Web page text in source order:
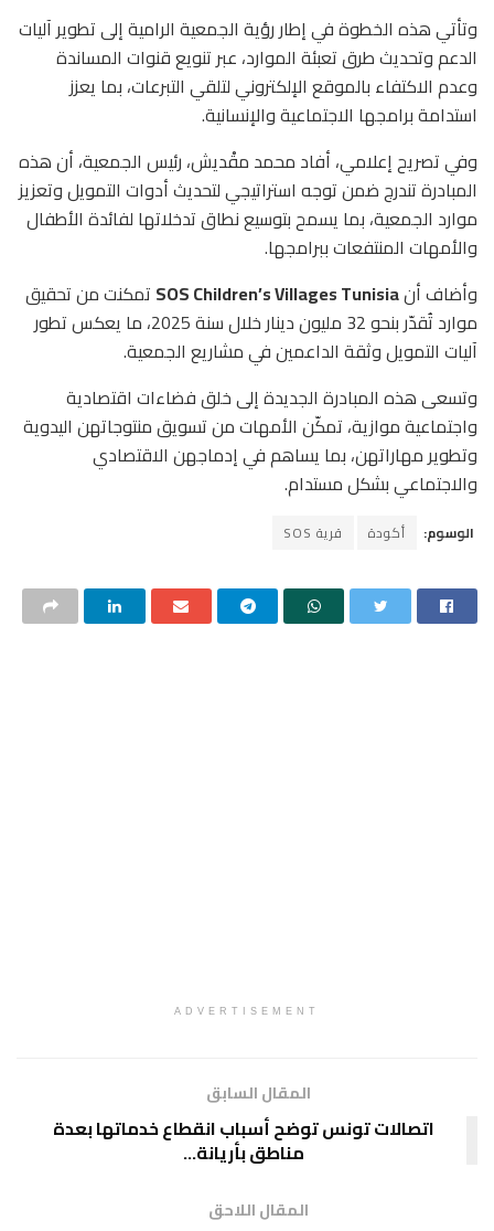
وتأتي هذه الخطوة في إطار رؤية الجمعية الرامية إلى تطوير آليات
الدعم وتحديث طرق تعبئة الموارد، عبر تنويع قنوات المساندة
وعدم الاكتفاء بالموقع الإلكتروني لتلقي التبرعات، بما يعزز
استدامة برامجها الاجتماعية والإنسانية.
وفي تصريح إعلامي، أفاد محمد مقْديش، رئيس الجمعية، أن هذه
المبادرة تندرج ضمن توجه استراتيجي لتحديث أدوات التمويل وتعزيز
موارد الجمعية، بما يسمح بتوسيع نطاق تدخلاتها لفائدة الأطفال
والأمهات المنتفعات ببرامجها.
وأضاف أنSOS Children’s Villages Tunisia تمكنت من تحقيق
موارد تُقدّر بنحو 32 مليون دينار خلال سنة 2025، ما يعكس تطور
آليات التمويل وثقة الداعمين في مشاريع الجمعية.
وتسعى هذه المبادرة الجديدة إلى خلق فضاءات اقتصادية
واجتماعية موازية، تمكّن الأمهات من تسويق منتوجاتهن اليدوية
وتطوير مهاراتهن، بما يساهم في إدماجهن الاقتصادي
والاجتماعي بشكل مستدام.
الوسوم: أكودة قرية SOS
ADVERTISEMENT
المقال السابق
اتصالات تونس توضح أسباب انقطاع خدماتها بعدة
مناطق بأريانة…
المقال اللاحق